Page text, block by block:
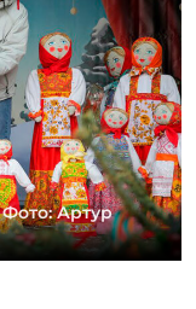
Артур